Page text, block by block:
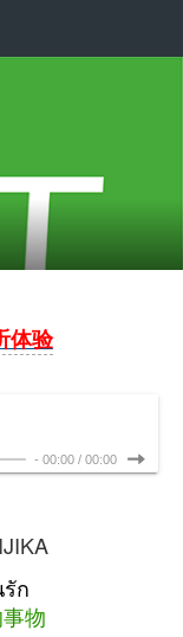
体验
- 00:00 / 00:00
ก
物